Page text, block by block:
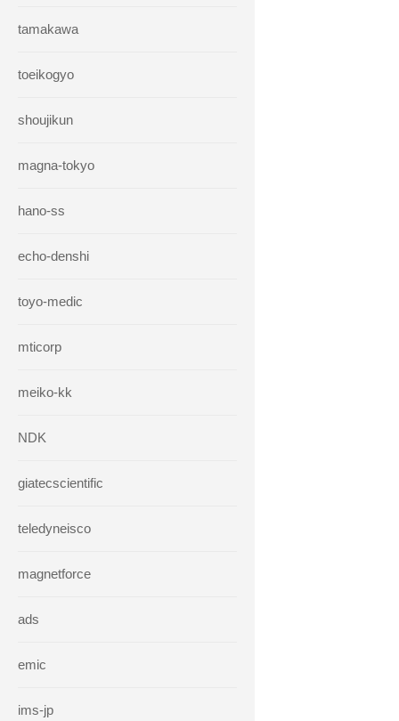
tamakawa
toeikogyo
shoujikun
magna-tokyo
hano-ss
echo-denshi
toyo-medic
mticorp
meiko-kk
NDK
giatecscientific
teledyneisco
magnetforce
ads
emic
ims-jp